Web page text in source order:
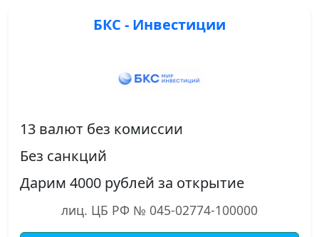
БКС - Инвестиции
13 валют без комиссии
Без санкций
Дарим 4000 рублей за открытие
лиц. ЦБ РФ № 045-02774-100000